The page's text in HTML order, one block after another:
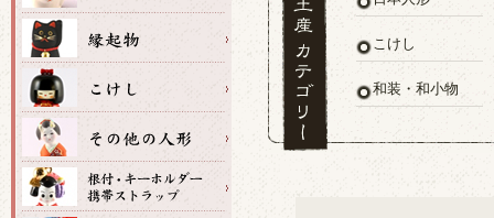
こけし
和装・和小物